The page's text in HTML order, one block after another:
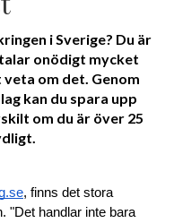
i Sverige? Du är
onödigt mycket
om det. Genom
kan du spara upp
om du är över 25
, finns det stora
"Det handlar inte bara